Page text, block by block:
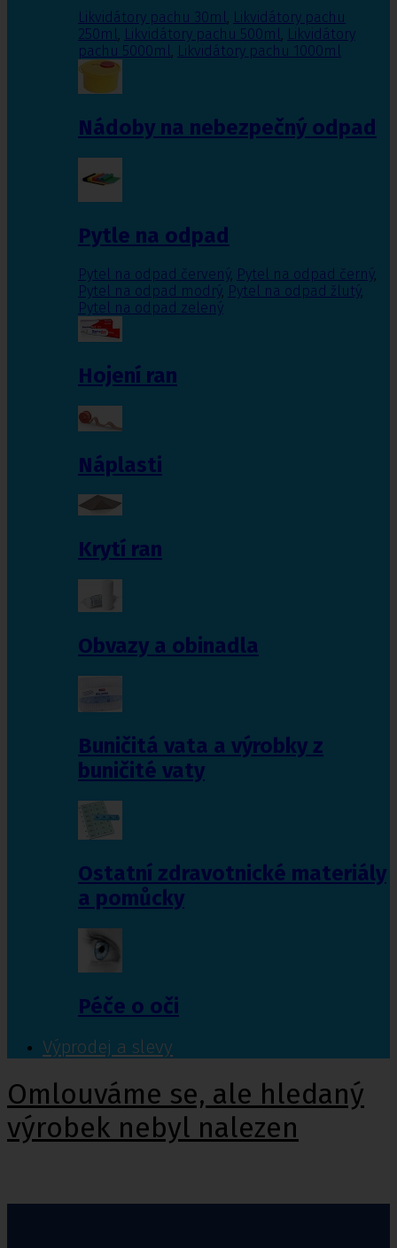
Likvidátory pachu 30ml, Likvidátory pachu
250ml, Likvidátory pachu 500ml, Likvidátory
pachu 5000ml, Likvidátory pachu 1000ml
Nádoby na nebezpečný odpad
Pytle na odpad
Pytel na odpad červený, Pytel na odpad černý,
Pytel na odpad modrý, Pytel na odpad žlutý,
Pytel na odpad zelený
Hojení ran
Náplasti
Krytí ran
Obvazy a obinadla
Buničitá vata a výrobky z
buničité vaty
Ostatní zdravotnické materiály
a pomůcky
Péče o oči
Výprodej a slevy
Omlouváme se, ale hledaný
výrobek nebyl nalezen